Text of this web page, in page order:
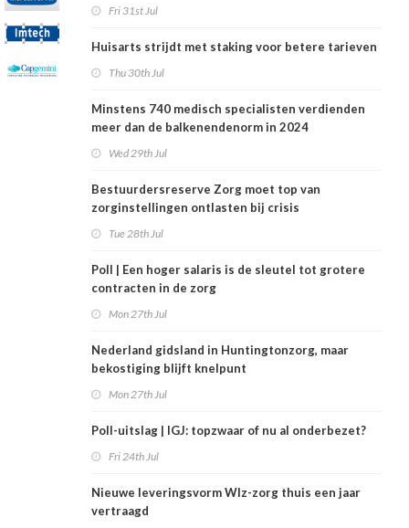
Fri 31st Jul
Huisarts strijdt met staking voor betere tarieven
Thu 30th Jul
Minstens 740 medisch specialisten verdienden
meer dan de balkenendenorm in 2024
Wed 29th Jul
Bestuurdersreserve Zorg moet top van
zorginstellingen ontlasten bij crisis
Tue 28th Jul
Poll | Een hoger salaris is de sleutel tot grotere
contracten in de zorg
Mon 27th Jul
Nederland gidsland in Huntingtonzorg, maar
bekostiging blijft knelpunt
Mon 27th Jul
Poll-uitslag | IGJ: topzwaar of nu al onderbezet?
Fri 24th Jul
Nieuwe leveringsvorm Wlz-zorg thuis een jaar
vertraagd